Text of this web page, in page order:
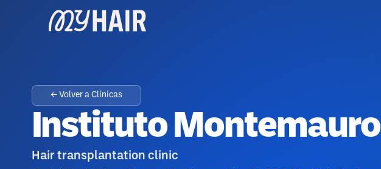
← Volver a Clínicas
Instituto Montemauro
Hair transplantation clinic